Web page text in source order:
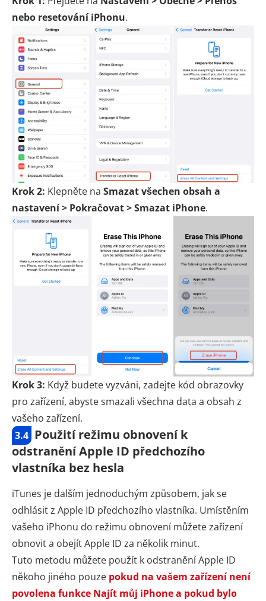
nebo resetování iPhonu.
Krok 2: Klepněte na Smazat všechen obsah a
nastavení > Pokračovat > Smazat iPhone.
Krok 3: Když budete vyzváni, zadejte kód obrazovky
pro zařízení, abyste smazali všechna data a obsah z
vašeho zařízení.
3.4 Použití režimu obnovení k
odstranění Apple ID předchozího
vlastníka bez hesla
iTunes je dalším jednoduchým způsobem, jak se
odhlásit z Apple ID předchozího vlastníka. Umístěním
vašeho iPhonu do režimu obnovení můžete zařízení
obnovit a obejít Apple ID za několik minut.
Tuto metodu můžete použít k odstranění Apple ID
někoho jiného pouze pokud na vašem zařízení není
povolena funkce Najít můj iPhone a pokud bylo